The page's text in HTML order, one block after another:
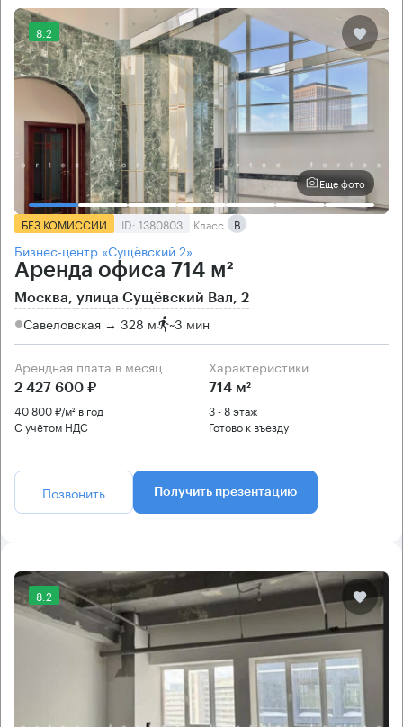
8.2
Еще фото
БЕЗ КОМИССИИ ID: 1380803 Класс B
Бизнес-центр «Сущёвский 2»
Аренда офиса 714 м²
Москва, улица Сущёвский Вал, 2
Савеловская → 328 м ~3 мин
Арендная плата в месяц
2 427 600 ₽
40 800 ₽/м² в год
С учётом НДС
Характеристики
714 м²
3 - 8 этаж
Готово к въезду
Позвонить Получить презентацию
8.2